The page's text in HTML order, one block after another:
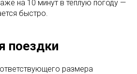
на 10 минут в тёплую погоду —
быстро.
поездки
размера